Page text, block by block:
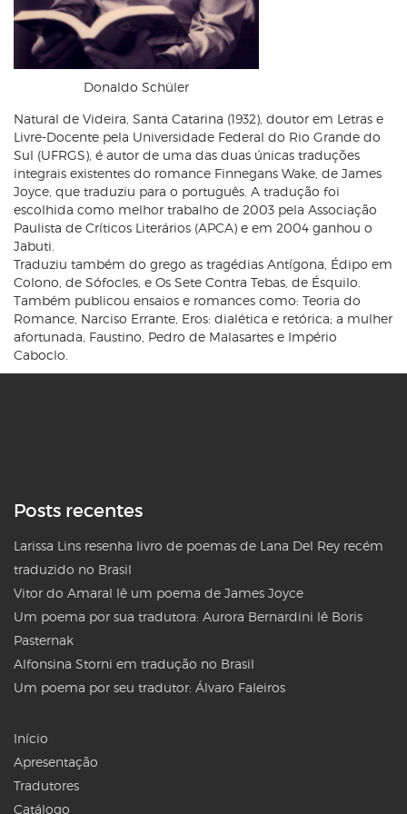
Donaldo Schüler
Natural de Videira, Santa Catarina (1932), doutor em Letras e
Livre-Docente pela Universidade Federal do Rio Grande do
Sul (UFRGS), é autor de uma das duas únicas traduções
integrais existentes do romance Finnegans Wake, de James
Joyce, que traduziu para o português. A tradução foi
escolhida como melhor trabalho de 2003 pela Associação
Paulista de Críticos Literários (APCA) e em 2004 ganhou o
Jabuti.
Traduziu também do grego as tragédias Antígona, Édipo em
Colono, de Sófocles, e Os Sete Contra Tebas, de Ésquilo.
Também publicou ensaios e romances como: Teoria do
Romance, Narciso Errante, Eros: dialética e retórica; a mulher
afortunada, Faustino, Pedro de Malasartes e Império
Caboclo.
Posts recentes
Larissa Lins resenha livro de poemas de Lana Del Rey recém
traduzido no Brasil
Vitor do Amaral lê um poema de James Joyce
Um poema por sua tradutora: Aurora Bernardini lê Boris
Pasternak
Alfonsina Storni em tradução no Brasil
Um poema por seu tradutor: Álvaro Faleiros
Início
Apresentação
Tradutores
Catálogo